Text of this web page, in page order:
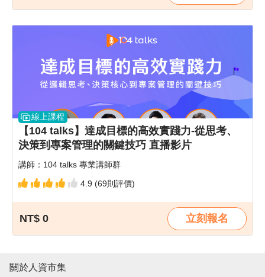
線上課程
【104 talks】達成目標的高效實踐力-從思考、
決策到專案管理的關鍵技巧 直播影片
講師：104 talks 專業講師群
4.9 (69則評價)
NT$ 0 立刻報名
關於人資市集